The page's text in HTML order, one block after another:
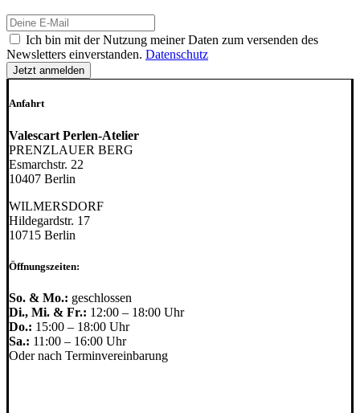
E-
Mail-
Adresse:
DSGVO
Ich bin mit der Nutzung meiner Daten zum versenden des
Newsletters einverstanden. Datenschutz
Anfahrt
Valescart Perlen-Atelier
PRENZLAUER BERG
Esmarchstr. 22
10407 Berlin
WILMERSDORF
Hildegardstr. 17
10715 Berlin
Öffnungszeiten:
So. & Mo.: geschlossen
Di., Mi. & Fr.: 12:00 – 18:00 Uhr
Do.: 15:00 – 18:00 Uhr
Sa.: 11:00 – 16:00 Uhr
Oder nach Terminvereinbarung